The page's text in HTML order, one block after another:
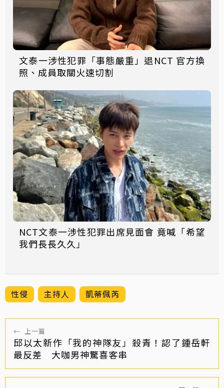
文泰一涉性犯罪「事態嚴重」退NCT 官方換
照、成員取關火速切割
NCT文泰一涉性犯罪出席見面會 竟喊「希望
我們長長久久」
性侵 主持人 凱蒂佩芮
← 上一篇
邱以太新作「我的神隊友」殺青！認了鍾岳軒
最反差 大咖男神驚喜客串